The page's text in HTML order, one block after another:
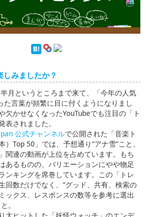
みましたか？
月というところまで来て、「今年の人気
言葉が頻繁に目に付くようになりまし
欠かせなくなったYouTubeでも注目の「ト
表されました。
公式チャンネルで公開された「音楽ト
）Top 50」では、予想通り“アナ雪”こと、
関連の動画が上位を占めています。もち
あるものの、バリエーションにやや物足
ンキングを席巻しています。この「トレ
回数だけでなく、“グッド、共有、検索の
ックス、レス­ポンスの数等­を参­考に選出
。
大ヒットした「妖怪ウォッチ」のエンデ